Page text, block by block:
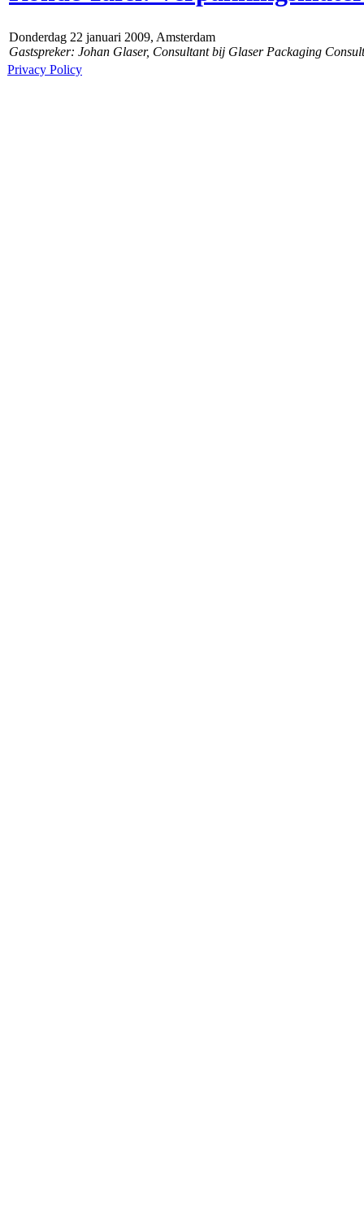
Donderdag 22 januari 2009, Amsterdam
Gastspreker: Johan Glaser, Consultant bij Glaser Packaging
Privacy Policy